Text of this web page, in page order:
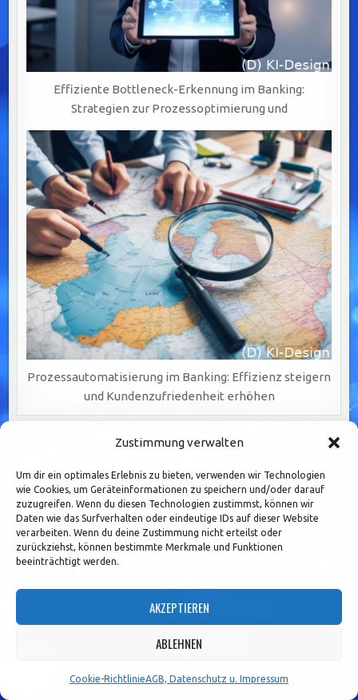
Zustimmung verwalten
Um dir ein optimales Erlebnis zu bieten, verwenden wir Technologien
wie Cookies, um Geräteinformationen zu speichern und/oder darauf
zuzugreifen. Wenn du diesen Technologien zustimmst, können wir
Daten wie das Surfverhalten oder eindeutige IDs auf dieser Website
verarbeiten. Wenn du deine Zustimmung nicht erteilst oder
zurückziehst, können bestimmte Merkmale und Funktionen
beeinträchtigt werden.
AKZEPTIEREN
ABLEHNEN
Cookie-RichtlinieAGB, Datenschutz u. Impressum
Effiziente Bottleneck-Erkennung im Banking:
Strategien zur Prozessoptimierung und
Prozessautomatisierung im Banking: Effizienz steigern
und Kundenzufriedenheit erhöhen
Seitennummerierung
der
Beiträge
1 2 3 … 36 Older posts →
Search
for: